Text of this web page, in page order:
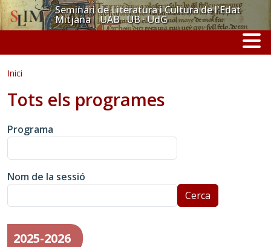
Vés al contingutSeminari de Literatura i Cultura de l'Edat
Mitjana UAB · UB · UdG
Inici
Tots els programes
Programa
Nom de la sessió
Cerca
2025-2026